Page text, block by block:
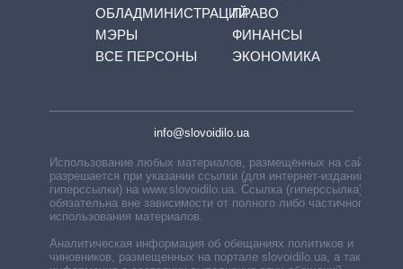
ОБЛАДМИНИСТРАЦИЙ
МЭРЫ
ВСЕ ПЕРСОНЫ
ПРАВО
ФИНАНСЫ
ЭКОНОМИКА
info@slovoidilo.ua
Использование любых материалов, размещённых на сайте,
разрешается при указании ссылки (для интернет-изданий —
гиперссылки) на www.slovoidilo.ua. Ссылка (гиперссылка)
обязательна вне зависимости от полного либо частичного
использования материалов.
Аналитическая информация об обещаниях политиков и
чиновников, размещенных на портале slovoidilo.ua, а также